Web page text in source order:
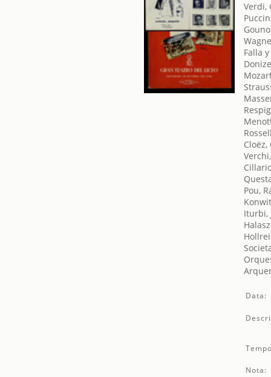
Verdi,
Falla
Cloëz,
Pou,
Iturbi,
Data:
Nota: